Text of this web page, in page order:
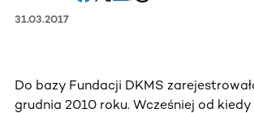
31.03.2017
Do bazy Fundacji DKMS
grudnia 2010 roku. Wcześniej od